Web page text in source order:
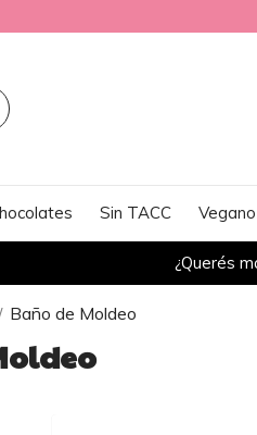
¿Querés
Sin TACC Vegano
Baño de Moldeo